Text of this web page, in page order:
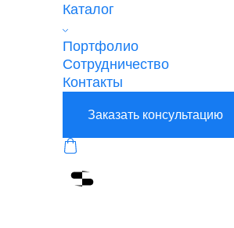
Каталог
Портфолио
Сотрудничество
Контакты
Заказать консультацию